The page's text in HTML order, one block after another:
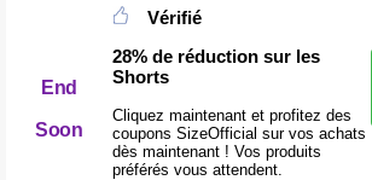
End
Soon
Vérifié
28% de réduction sur les
Shorts
Cliquez maintenant et profitez des
coupons SizeOfficial sur vos achats
dès maintenant ! Vos produits
préférés vous attendent.